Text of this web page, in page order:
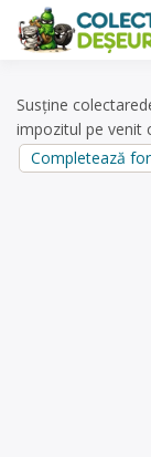
content
Susține
impozitul pe venit
Completează